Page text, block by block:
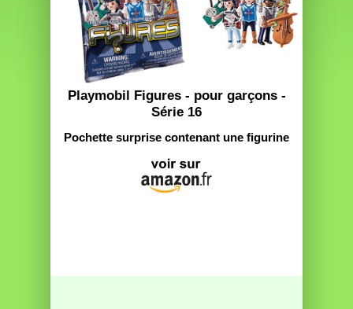
Playmobil Figures - pour garçons -
Série 16
Pochette surprise contenant une figurine